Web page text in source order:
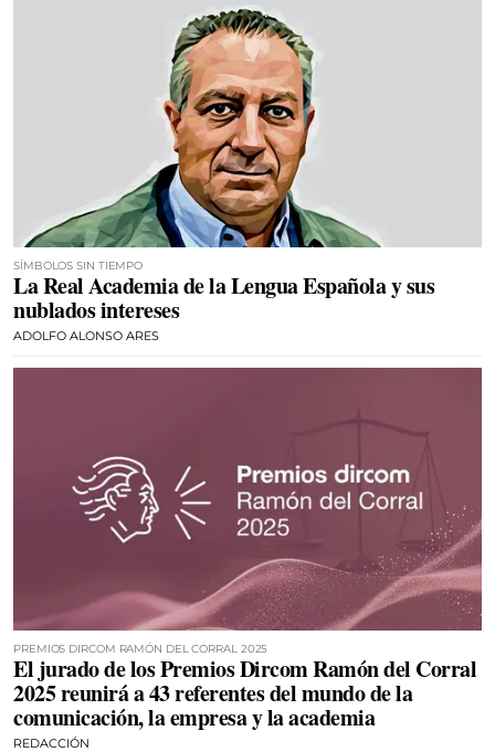
SÍMBOLOS SIN TIEMPO
La Real Academia de la Lengua Española y sus
nublados intereses
ADOLFO ALONSO ARES
PREMIOS DIRCOM RAMÓN DEL CORRAL 2025
El jurado de los Premios Dircom Ramón del Corral
2025 reunirá a 43 referentes del mundo de la
comunicación, la empresa y la academia
REDACCIÓN